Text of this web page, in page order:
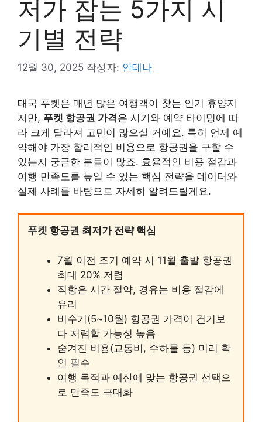
저가 잡는 5가지 시
기별 전략
12월 30, 2025 작성자: 안테나
태국 푸켓은 매년 많은 여행객이 찾는 인기 휴양지
지만, 푸켓 항공권 가격은 시기와 예약 타이밍에 따
라 크게 달라져 고민이 많으실 거예요. 특히 언제 예
약해야 가장 합리적인 비용으로 항공권을 구할 수
있는지 궁금한 분들이 많죠. 효율적인 비용 절감과
여행 만족도를 높일 수 있는 핵심 전략을 데이터와
실제 사례를 바탕으로 자세히 알려드릴게요.
푸켓 항공권 최저가 전략 핵심
7월 이전 조기 예약 시 11월 출발 항공권
최대 20% 저렴
직항은 시간 절약, 경유는 비용 절감에
유리
비수기(5~10월) 항공권 가격이 건기보
다 저렴할 가능성 높음
숨겨진 비용(교통비, 수하물 등) 미리 확
인 필수
여행 목적과 예산에 맞는 항공권 선택으
로 만족도 극대화